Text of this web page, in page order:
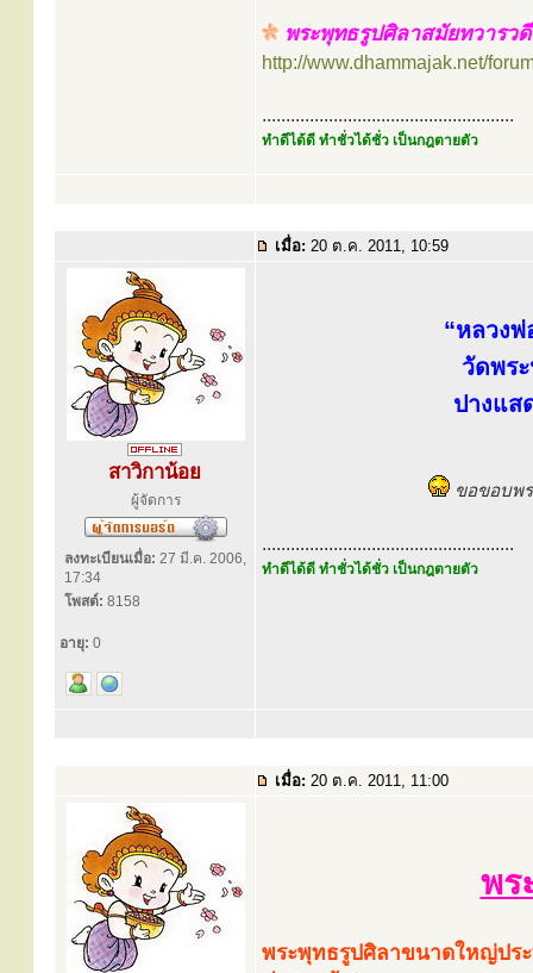
พระพุทธรูปศิลาสมัยทวารว
http://www.dhammajak.net/
.....................................................
ทำดีได้ดี ทำชั่วได้ชั่ว เป็นกฎตายตัว
เมื่อ: 20 ต.ค. 2011, 10:59
สาวิกาน้อย
ผู้จัดการ
ลงทะเบียนเมื่อ: 27 มี.ค. 2006,
17:34
โพสต์: 8158
อายุ: 0
“หลวงพ่
วัดพร
ปางแส
ขอขอบพ
.....................................................
ทำดีได้ดี ทำชั่วได้ชั่ว เป็นกฎตายตัว
เมื่อ: 20 ต.ค. 2011, 11:00
พร
พระพุทธรูปศิลาขนาดใหญ่ปร